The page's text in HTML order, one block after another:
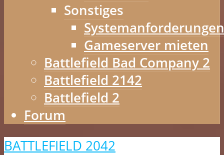
Sonstiges
Systemanforderungen
Gameserver mieten
Battlefield Bad Company 2
Battlefield 2142
Battlefield 2
Forum
BATTLEFIELD 2042